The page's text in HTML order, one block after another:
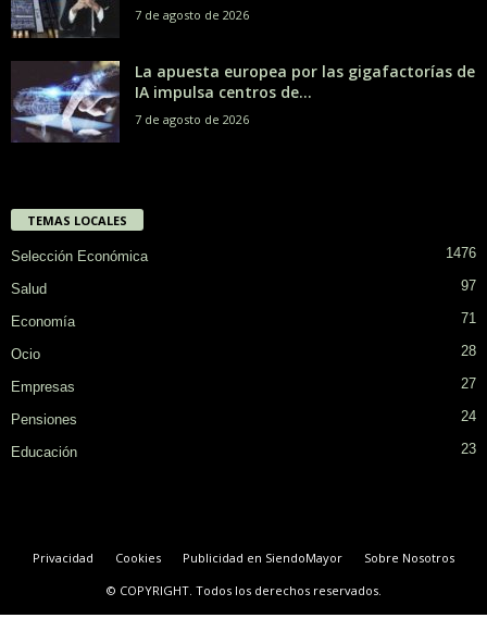
7 de agosto de 2026
La apuesta europea por las gigafactorías de
IA impulsa centros de...
7 de agosto de 2026
TEMAS LOCALES
Selección Económica 1476
Salud 97
Economía 71
Ocio 28
Empresas 27
Pensiones 24
Educación 23
Privacidad Cookies Publicidad en SiendoMayor
Sobre Nosotros
© COPYRIGHT. Todos los derechos reservados.